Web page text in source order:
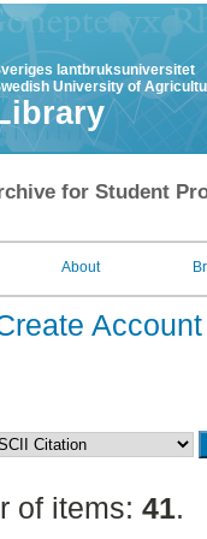
lantbruksuniversitet
University of
for Student
About
Account
of items: 41.